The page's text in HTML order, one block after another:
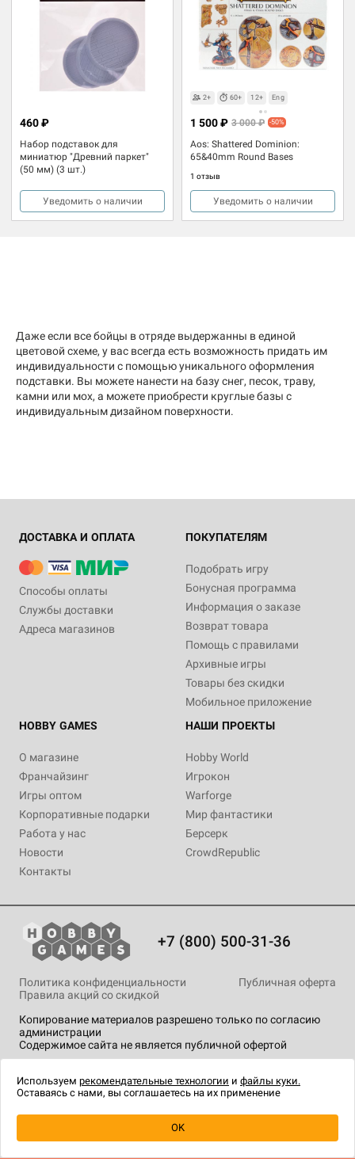
Набор подставок для
миниатюр "Древний паркет"
(50 мм) (3 шт.)
460 ₽
Уведомить о наличии
2+ 60+ 12+ Eng
Aos: Shattered Dominion:
65&40mm Round Bases
1 отзыв
1 500 ₽ 3 000 ₽ -50%
Уведомить о наличии
Даже если все бойцы в отряде выдержанны в единой
цветовой схеме, у вас всегда есть возможность придать им
индивидуальности с помощью уникального оформления
подставки. Вы можете нанести на базу снег, песок, траву,
камни или мох, а можете приобрести круглые базы с
индивидуальным дизайном поверхности.
ДОСТАВКА И ОПЛАТА
Способы оплаты
Службы доставки
Адреса магазинов
ПОКУПАТЕЛЯМ
Подобрать игру
Бонусная программа
Информация о заказе
Возврат товара
Помощь с правилами
Архивные игры
Товары без скидки
Мобильное приложение
HOBBY GAMES
О магазине
Франчайзинг
Игры оптом
Корпоративные подарки
Работа у нас
Новости
Контакты
НАШИ ПРОЕКТЫ
Hobby World
Игрокон
Warforge
Мир фантастики
Берсерк
CrowdRepublic
+7 (800) 500-31-36
Копирование материалов разрешено только по согласию
администрации
Содержимое сайта не является публичной офертой
Политика конфиденциальности
Публичная оферта
Правила акций со скидкой
технологии .
Используем рекомендательные технологии и файлы куки.
Оставаясь с нами, вы соглашаетесь на их применение
OK